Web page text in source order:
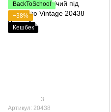
BackToSchool
−38%
Кешбек
3
Артикул: 20438